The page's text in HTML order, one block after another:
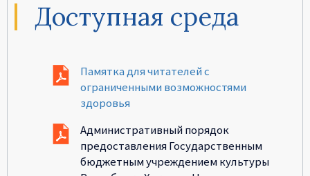
Доступная среда
Памятка для читателей с
ограниченными возможностями
здоровья
Административный порядок
предоставления Государственным
бюджетным учреждением культуры